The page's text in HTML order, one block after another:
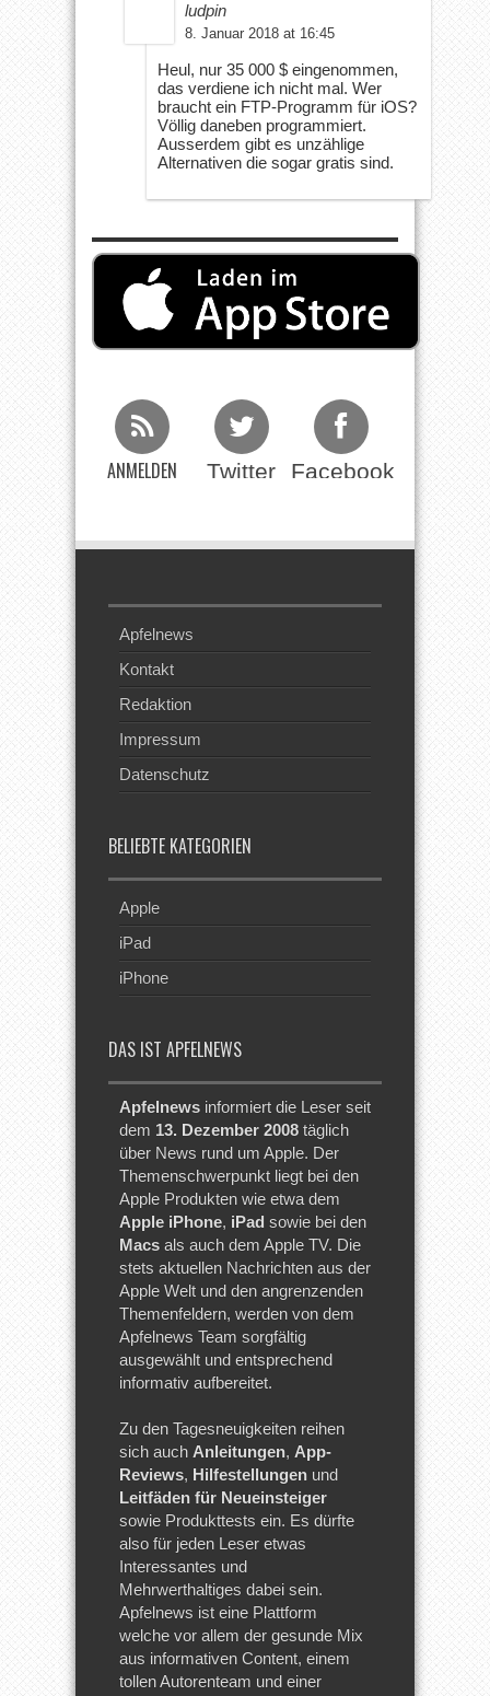
ludpin
8. Januar 2018 at 16:45
Heul, nur 35 000 $ eingenommen,
das verdiene ich nicht mal. Wer
braucht ein FTP-Programm für iOS?
Völlig daneben programmiert.
Ausserdem gibt es unzählige
Alternativen die sogar gratis sind.
ANMELDEN Twitter Facebook
Apfelnews
Kontakt
Redaktion
Impressum
Datenschutz
BELIEBTE KATEGORIEN
Apple
iPad
iPhone
DAS IST APFELNEWS
Apfelnews informiert die Leser seit
dem 13. Dezember 2008 täglich
über News rund um Apple. Der
Themenschwerpunkt liegt bei den
Apple Produkten wie etwa dem
Apple iPhone, iPad sowie bei den
Macs als auch dem Apple TV. Die
stets aktuellen Nachrichten aus der
Apple Welt und den angrenzenden
Themenfeldern, werden von dem
Apfelnews Team sorgfältig
ausgewählt und entsprechend
informativ aufbereitet.
Zu den Tagesneuigkeiten reihen
sich auch Anleitungen, App-
Reviews, Hilfestellungen und
Leitfäden für Neueinsteiger
sowie Produkttests ein. Es dürfte
also für jeden Leser etwas
Interessantes und
Mehrwerthaltiges dabei sein.
Apfelnews ist eine Plattform
welche vor allem der gesunde Mix
aus informativen Content, einem
tollen Autorenteam und einer